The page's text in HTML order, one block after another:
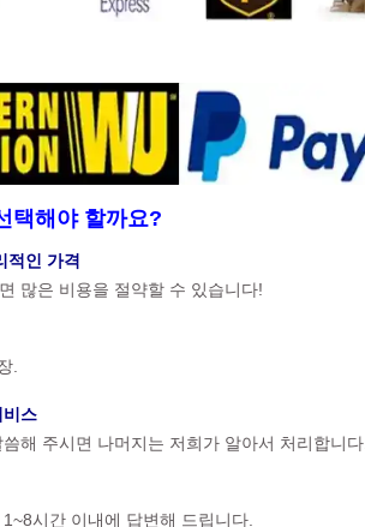
택해야 할까요?
적인 가격
많은 비용을 절약할 수 있습니다!
.
비스
해 주시면 나머지는 저희가 알아서 처리합니다.
시간 이내에 답변해 드립니다.